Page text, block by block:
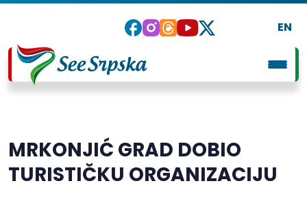
EN
MRKONJIĆ GRAD DOBIO
TURISTIČKU ORGANIZACIJU